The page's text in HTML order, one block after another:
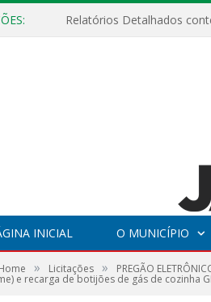
INICIAL O MUNICÍPIO
» Licitações » PREGÃO
e recarga de botijões de gás de cozinha